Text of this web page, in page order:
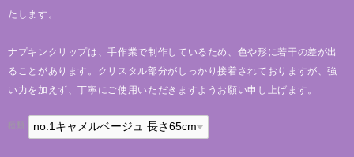
たします。
ナプキンクリップは、手作業で制作しているため、色や形に若干の差が出
ることがあります。クリスタル部分がしっかり接着されておりますが、強
い力を加えず、丁寧にご使用いただきますようお願い申し上げます。
種類